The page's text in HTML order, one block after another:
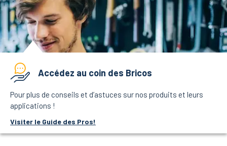
Accédez au coin des Bricos
Pour plus de conseils et d’astuces sur nos produits et leurs
applications !
Visiter le Guide des Pros!